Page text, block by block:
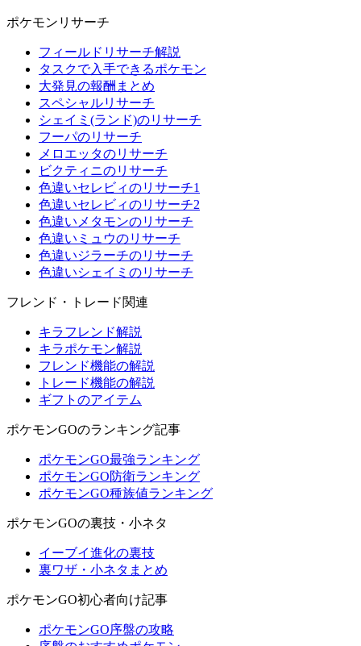
ポケモンリサーチ
フィールドリサーチ解説
タスクで入手できるポケモン
大発見の報酬まとめ
スペシャルリサーチ
シェイミ(ランド)のリサーチ
フーパのリサーチ
メロエッタのリサーチ
ビクティニのリサーチ
色違いセレビィのリサーチ1
色違いセレビィのリサーチ2
色違いメタモンのリサーチ
色違いミュウのリサーチ
色違いジラーチのリサーチ
色違いシェイミのリサーチ
フレンド・トレード関連
キラフレンド解説
キラポケモン解説
フレンド機能の解説
トレード機能の解説
ギフトのアイテム
ポケモンGOのランキング記事
ポケモンGO最強ランキング
ポケモンGO防衛ランキング
ポケモンGO種族値ランキング
ポケモンGOの裏技・小ネタ
イーブイ進化の裏技
裏ワザ・小ネタまとめ
ポケモンGO初心者向け記事
ポケモンGO序盤の攻略